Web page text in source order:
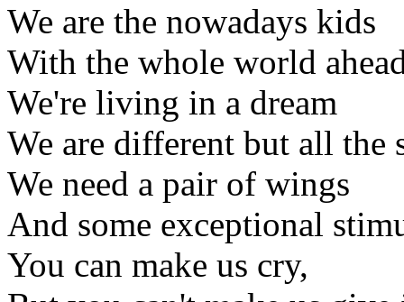
We are the nowadays kids
With the whole world
We're living in a dream
We are different but all the
We need a pair of wings
And some exceptional
You can make us cry,